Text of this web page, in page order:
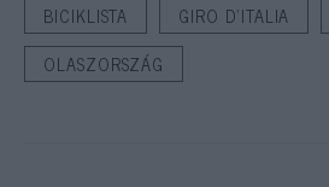
BICIKLISTA GIRO D’ITALIA
OLASZORSZÁG